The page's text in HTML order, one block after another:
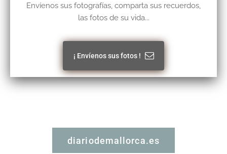
Envíenos sus fotografías, comparta sus recuerdos,
las fotos de su vida...
¡ Envíenos sus fotos !
diariodemallorca.es